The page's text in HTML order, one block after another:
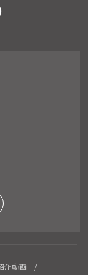
介動画